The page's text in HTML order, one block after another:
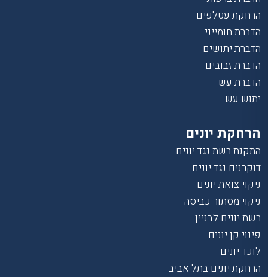
הרחקת עטלפים
הדברת חומייני
הדברת יתושים
הדברת זבובים
הדברת עש
יתוש עש
הרחקת יונים
התקנת רשת נגד יונים
דוקרנים נגד יונים
ניקוי צואת יונים
ניקוי מסתור כביסה
רשת יונים לבניין
פינוי קן יונים
לוכד יונים
הרחקת יונים בתל אביב